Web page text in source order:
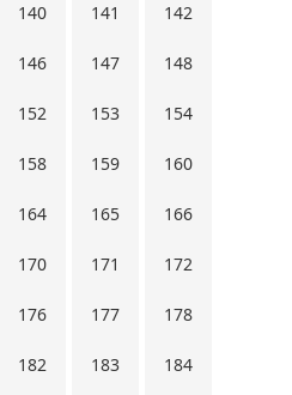
140 141 142
146 147 148
152 153 154
158 159 160
164 165 166
170 171 172
176 177 178
182 183 184